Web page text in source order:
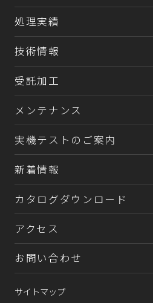
処理実績
技術情報
受託加工
メンテナンス
実機テストのご案内
新着情報
カタログダウンロード
アクセス
お問い合わせ
サイトマップ